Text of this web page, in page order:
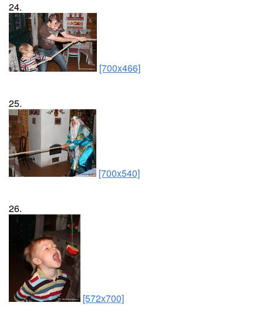
24.
[700x466]
25.
[700x540]
26.
[572x700]